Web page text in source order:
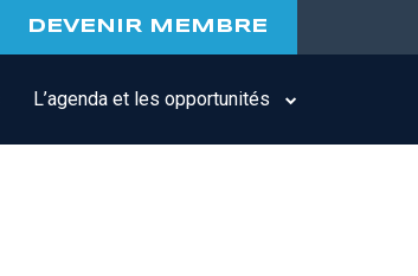
DEVENIR MEMBRE
L’agenda et les opportunités